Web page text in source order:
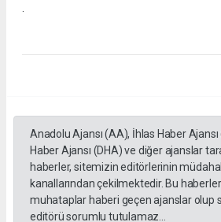
Anadolu Ajansı (AA), İhlas Haber
Haber Ajansı (DHA) ve diğer ajanslar
haberler, sitemizin editörlerinin
kanallarından çekilmektedir. Bu
muhataplar haberi geçen ajanslar olup
editörü sorumlu tutulamaz...